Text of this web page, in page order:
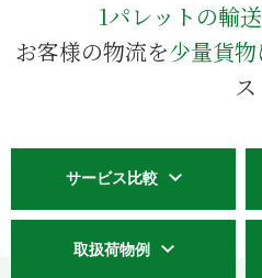
1パレットの輸
お客様の物流を少量貨
ス
サービス比較
取扱荷物例